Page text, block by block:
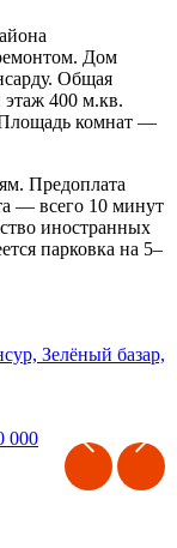
Дом
Общая
400 м.кв.
комнат —
Предоплата
— всего 10 минут
иностранных
парковка на 5–